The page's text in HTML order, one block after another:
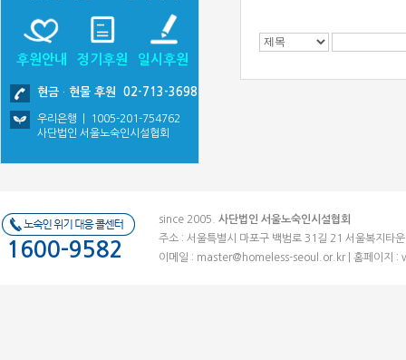
후원안내 정기후원 일시후원
현금 · 현물 후원 02-713-3698
우리은행 | 1005-201-754762
사단법인 서울노숙인시설협회
1600-9582
since 2005. 사단법인 서울노숙인시설협회
주소 : 서울특별시 마포구 백범로 31길 21 서울복지
이메일 : master@homeless-seoul.or.kr| 홈페이지 :